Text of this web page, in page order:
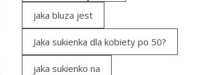
jaka bluza jest
Jaka sukienka dla kobiety po 50?
jaka sukienko na